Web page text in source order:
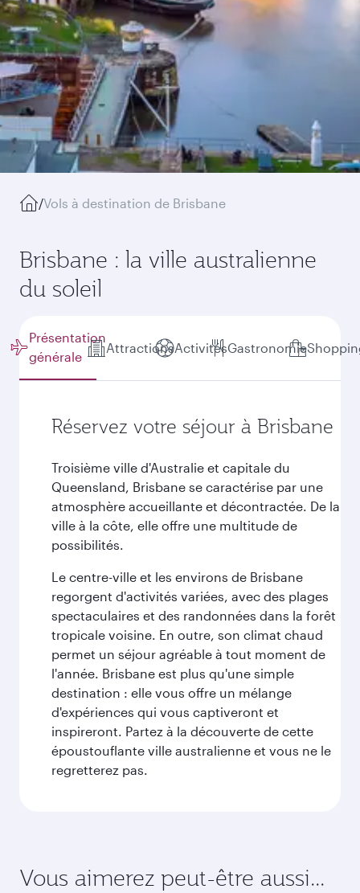
/Vols à destination de Brisbane
Brisbane : la ville australienne
du soleil
Présentation
générale
AttractionsActivitésGastronomie
Réservez votre séjour à Brisbane
Troisième ville d'Australie et capitale du
Queensland, Brisbane se caractérise par une
atmosphère accueillante et décontractée. De la
ville à la côte, elle offre une multitude de
possibilités.
Le centre-ville et les environs de Brisbane
regorgent d'activités variées, avec des plages
spectaculaires et des randonnées dans la forêt
tropicale voisine. En outre, son climat chaud
permet un séjour agréable à tout moment de
l'année. Brisbane est plus qu'une simple
destination : elle vous offre un mélange
d'expériences qui vous captiveront et
inspireront. Partez à la découverte de cette
époustouflante ville australienne et vous ne le
regretterez pas.
Vous aimerez peut-être aussi...